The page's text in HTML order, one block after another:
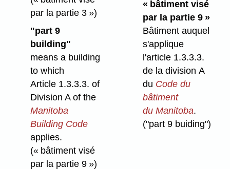
par la partie 3 »)
"part 9
building"
means a building
to which
Article 1.3.3.3. of
Division A of the
Manitoba
Building Code
applies.
(« bâtiment visé
par la partie 9 »)
« bâtiment visé
par la partie 9 »
Bâtiment auquel
s'applique
l'article 1.3.3.3.
de la division A
du Code du
bâtiment
du Manitoba.
("part 9 buiding")